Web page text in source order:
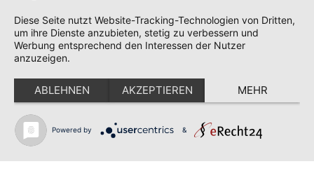
Impressum |Datenschutz|Cookie-Einstellungen
Diese Seite nutzt Website-Tracking-Technologien von Dritten,
um ihre Dienste anzubieten, stetig zu verbessern und
Werbung entsprechend den Interessen der Nutzer
anzuzeigen.
ABLEHNEN AKZEPTIEREN MEHR
Powered by &